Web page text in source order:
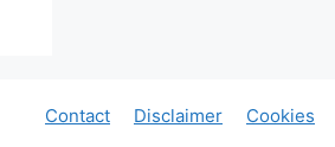
Contact Disclaimer Cookies